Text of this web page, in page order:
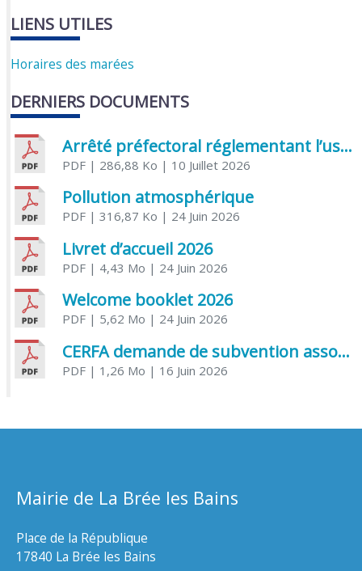
LIENS UTILES
Horaires des marées
DERNIERS DOCUMENTS
Arrêté préfectoral réglementant l’usage de l’eau
PDF| 286,88 Ko | 10 Juillet 2026
Pollution atmosphérique
PDF| 316,87 Ko | 24 Juin 2026
Livret d’accueil 2026
PDF| 4,43 Mo | 24 Juin 2026
Welcome booklet 2026
PDF| 5,62 Mo | 24 Juin 2026
CERFA demande de subvention association
PDF| 1,26 Mo | 16 Juin 2026
Mairie de La Brée les Bains
Place de la République
17840 La Brée les Bains